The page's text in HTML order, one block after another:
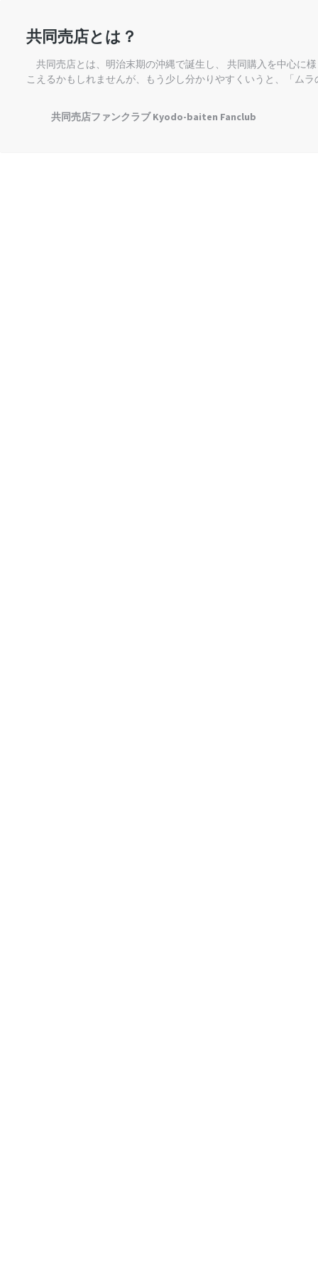
共同売店とは？
共同売店とは、明治末期の沖縄で誕生し、 共同購入を中心に
こえるかもしれませんが、もう少し分かりやすくいうと、「ム
共同売店ファンクラブ Kyodo-baiten Fanclub